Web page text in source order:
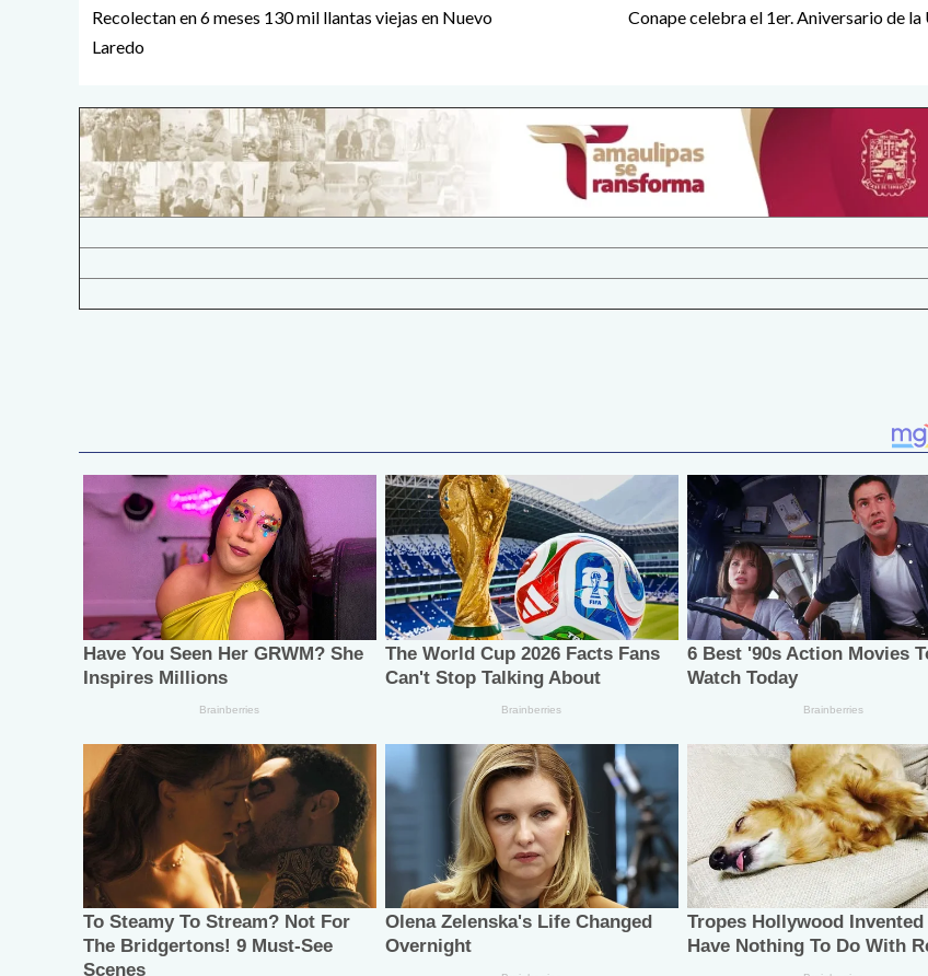
Recolectan en 6 meses 130 mil llantas viejas en Nuevo
Laredo
Conape celebra el 1er. Aniversario de